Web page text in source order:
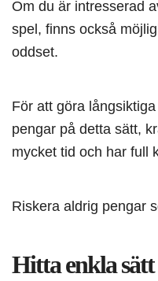
Om du är intresserad
spel, finns också
oddset.
För att göra
pengar på detta sätt,
mycket tid och har full
Riskera aldrig pengar
Hitta enkla